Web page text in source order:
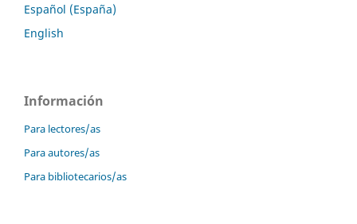
Español (España)
English
Información
Para lectores/as
Para autores/as
Para bibliotecarios/as